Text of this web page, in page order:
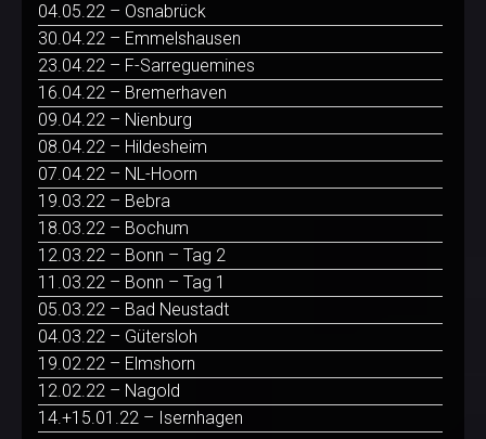
04.05.22 – Osnabrück
30.04.22 – Emmelshausen
23.04.22 – F-Sarreguemines
16.04.22 – Bremerhaven
09.04.22 – Nienburg
08.04.22 – Hildesheim
07.04.22 – NL-Hoorn
19.03.22 – Bebra
18.03.22 – Bochum
12.03.22 – Bonn – Tag 2
11.03.22 – Bonn – Tag 1
05.03.22 – Bad Neustadt
04.03.22 – Gütersloh
19.02.22 – Elmshorn
12.02.22 – Nagold
14.+15.01.22 – Isernhagen